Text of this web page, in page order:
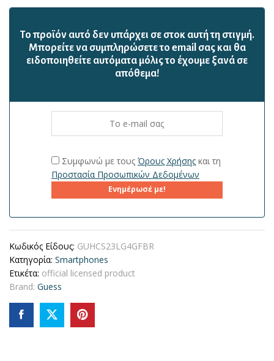
Το προϊόν αυτό δεν υπάρχει σε στοκ αυτή τη στιγμή.
Mπορείτε να συμπληρώσετε το email σας και θα
ειδοποιηθείτε αυτόματα μόλις το έχουμε ξανά σε
απόθεμα!
Συμφωνώ με τουςΌρους Χρήσης και τη
Προστασία Προσωπικών Δεδομένων
Ενημέρωσέ με!
Κωδικός Είδους: GUHCS23LG4GFBR
Κατηγορία: Smartphones
Ετικέτα: official licensed product
Brand: Guess